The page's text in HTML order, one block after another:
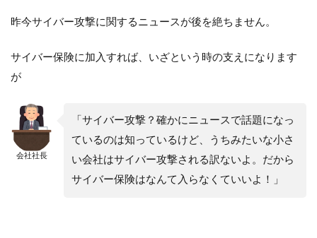
昨今サイバー攻撃に関するニュースが後を絶ちません。
サイバー保険に加入すれば、いざという時の支えになります
が
会社社長
「サイバー攻撃？確かにニュースで話題になっ
ているのは知っているけど、うちみたいな小さ
い会社はサイバー攻撃される訳ないよ。だから
サイバー保険はなんて入らなくていいよ！」